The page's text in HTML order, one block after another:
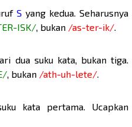
S yang kedua. Seharusnya
ISK/, bukan /as-ter-ik/.
dua suku kata, bukan tiga.
, bukan /ath-uh-lete/.
kata pertama. Ucapkan